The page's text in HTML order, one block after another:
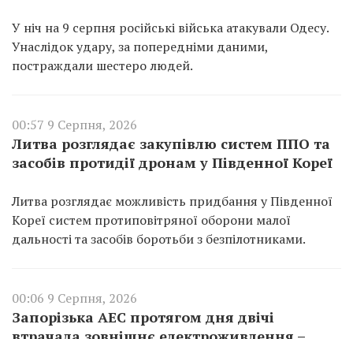
У ніч на 9 серпня російські війська атакували Одесу.
Унаслідок удару, за попередніми даними,
постраждали шестеро людей.
00:57 9 Серпня, 2026
Литва розглядає закупівлю систем ППО та
засобів протидії дронам у Південної Кореї
Литва розглядає можливість придбання у Південної
Кореї систем протиповітряної оборони малої
дальності та засобів боротьби з безпілотниками.
00:06 9 Серпня, 2026
Запорізька АЕС протягом дня двічі